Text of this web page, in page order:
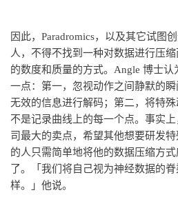
因此，Paradromics，以及其它试图
人，不得不找到一种对数据进行压
的数度和质量的方式。Angle 博士
一点：第一，忽视动作之间静默的
无效的信息进行解码；第二，将特
不是记录曲线上的每一个点。事实
司最大的卖点，希望其他想要研发
的人只需简单地将他的数据压缩方
了。「我们将自己视为神经数据的
样。」他说。